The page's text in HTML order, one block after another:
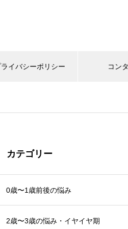
イバシーポリシー コン
カテゴリー
0歳〜1歳前後の悩み
2歳〜3歳の悩み・イヤイヤ期